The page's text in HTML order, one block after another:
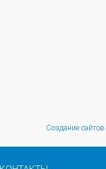
Создание сайтов